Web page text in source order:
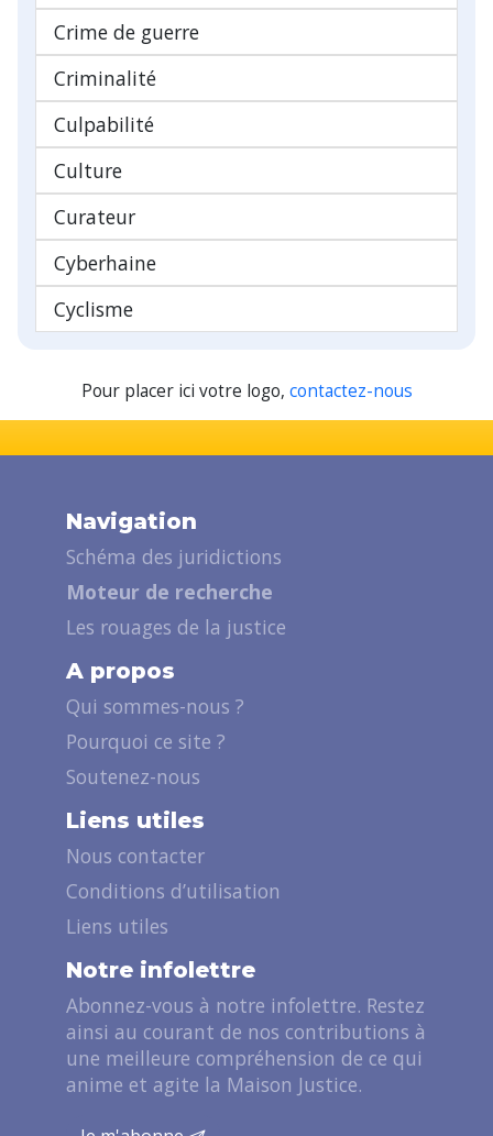
Crime de guerre
Criminalité
Culpabilité
Culture
Curateur
Cyberhaine
Cyclisme
Pour placer ici votre logo, contactez-nous
Navigation
Schéma des juridictions
Moteur de recherche
Les rouages de la justice
A propos
Qui sommes-nous ?
Pourquoi ce site ?
Soutenez-nous
Liens utiles
Nous contacter
Conditions d’utilisation
Liens utiles
Notre infolettre
Abonnez-vous à notre infolettre. Restez
ainsi au courant de nos contributions à
une meilleure compréhension de ce qui
anime et agite la Maison Justice.